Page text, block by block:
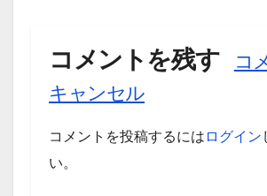
コメントを残す
コ
キャンセル
コメントを投稿するには ログイン
い。